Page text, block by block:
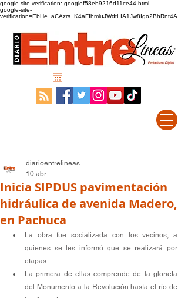
google-site-verification: googlef58eb9216d11ce44.html
google-site-
verification=EbHe_aCAzrs_K4aFIhmluJWdtLIA1Jw8Igo2BhRnt4A
Inicia SIPDUS pavimentación
hidráulica de avenida Madero,
en Pachuca
diarioentrelineas
10 abr
La obra fue socializada con los vecinos, a
quienes se les informó que se realizará por
etapas
La primera de ellas comprende de la glorieta
del Monumento a la Revolución hasta el río de